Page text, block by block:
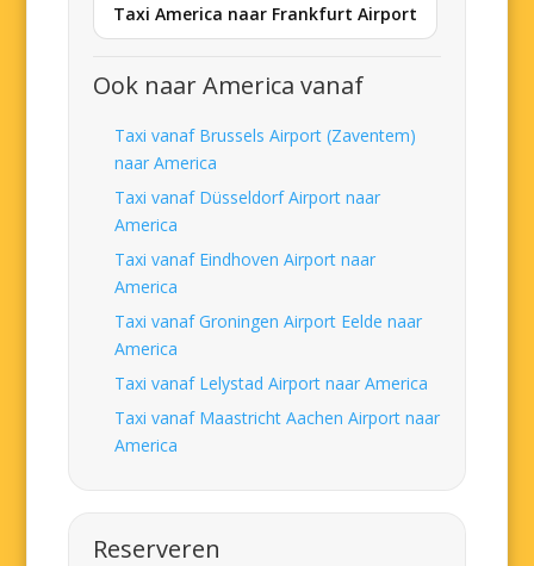
Taxi America naar Frankfurt Airport
Ook naar America vanaf
Taxi vanaf Brussels Airport (Zaventem)
naar America
Taxi vanaf Düsseldorf Airport naar
America
Taxi vanaf Eindhoven Airport naar
America
Taxi vanaf Groningen Airport Eelde naar
America
Taxi vanaf Lelystad Airport naar America
Taxi vanaf Maastricht Aachen Airport naar
America
Reserveren